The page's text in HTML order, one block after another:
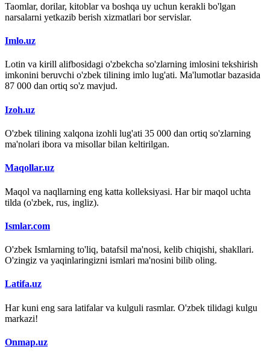
Taomlar, dorilar, kitoblar va boshqa uy uchun kerakli bo'lgan
narsalarni yetkazib berish xizmatlari bor servislar.
Imlo.uz
Lotin va kirill alifbosidagi o'zbekcha so'zlarning imlosini tekshirish
imkonini beruvchi o'zbek tilining imlo lug'ati. Ma'lumotlar bazasida
87 000 dan ortiq so'z mavjud.
Izoh.uz
O'zbek tilining xalqona izohli lug'ati 35 000 dan ortiq so'zlarning
ma'nolari ibora va misollar bilan keltirilgan.
Maqollar.uz
Maqol va naqllarning eng katta kolleksiyasi. Har bir maqol uchta
tilda (o'zbek, rus, ingliz).
Ismlar.com
O'zbek Ismlarning to'liq, batafsil ma'nosi, kelib chiqishi, shakllari.
O'zingiz va yaqinlaringizni ismlari ma'nosini bilib oling.
Latifa.uz
Har kuni eng sara latifalar va kulguli rasmlar. O'zbek tilidagi kulgu
markazi!
Onmap.uz